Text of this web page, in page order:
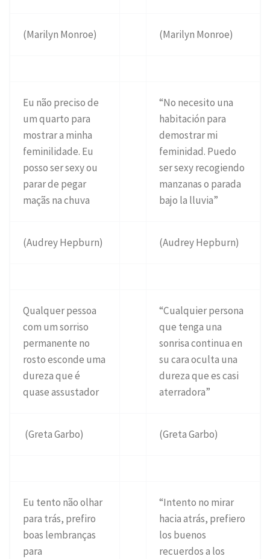
(Marilyn Monroe) (Marilyn Monroe)
Eu não preciso de
um quarto para
mostrar a minha
feminilidade. Eu
posso ser sexy ou
parar de pegar
maçãs na chuva
“No necesito una
habitación para
demostrar mi
feminidad. Puedo
ser sexy recogiendo
manzanas o parada
bajo la lluvia”
(Audrey Hepburn) (Audrey Hepburn)
Qualquer pessoa
com um sorriso
permanente no
rosto esconde uma
dureza que é
quase assustador
“Cualquier persona
que tenga una
sonrisa continua en
su cara oculta una
dureza que es casi
aterradora”
(Greta Garbo) (Greta Garbo)
Eu tento não olhar
para trás, prefiro
boas lembranças
para
“Intento no mirar
hacia atrás, prefiero
los buenos
recuerdos a los